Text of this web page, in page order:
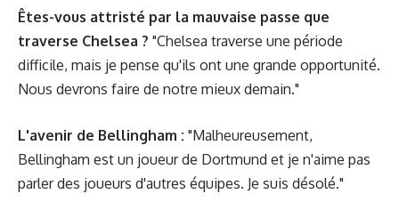
Êtes-vous attristé par la mauvaise passe que
traverse Chelsea ? "Chelsea traverse une période
difficile, mais je pense qu'ils ont une grande opportunité.
Nous devrons faire de notre mieux demain."
L'avenir de Bellingham : "Malheureusement,
Bellingham est un joueur de Dortmund et je n'aime pas
parler des joueurs d'autres équipes. Je suis désolé."